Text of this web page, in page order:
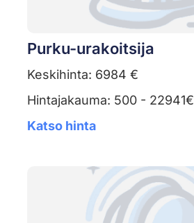
Purku-urakoitsija
Keskihinta: 6984 €
Hintajakauma: 500 - 22941€
Katso hinta